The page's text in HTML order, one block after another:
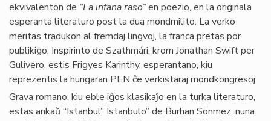
ekvivalenton de “La infana raso”en poezio, en la originala
esperanta literaturo post la dua mondmilito. La verko
meritas tradukon al fremdaj lingvoj, la franca pretas por
publikigo. Inspirinto de Szathmári, krom Jonathan Swift per
Gulivero, estis Frigyes Karinthy, esperantano, kiu
reprezentis la hungaran PEN ĉe verkistaraj mondkongresoj.
Grava romano, kiu eble iĝos klasikaĵo en la turka literaturo,
estas ankaŭ “Istanbul” Istanbulo” de Burhan Sönmez, nuna